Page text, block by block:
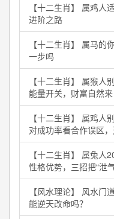
【十二生肖】 属鸡人
进阶之路
【十二生肖】 属马的
一步吗
【十二生肖】 属猴人
能量开关，财富自然来
【十二生肖】 属鸡人
对成功率看合作误区
【十二生肖】 属兔人
性格优势，三招把“泄
【风水理论】 风水门
能逆天改命吗？